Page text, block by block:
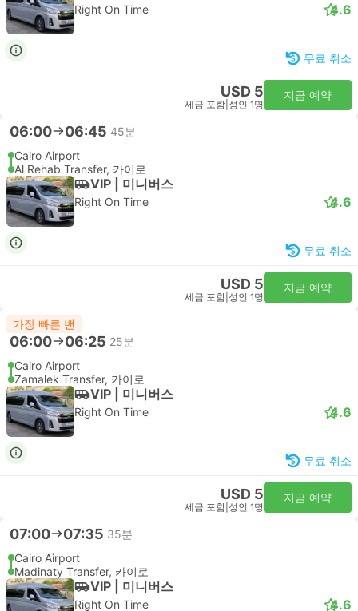
Right On Time 4.6
무료 취소
USD 5
세금 포함 성인 1명
지금 예약
06:00 06:45 45분
Cairo Airport
Al Rehab Transfer, 카이로
VIP | 미니버스
Right On Time 4.6
무료 취소
USD 5
세금 포함 성인 1명
지금 예약
가장 빠른 밴
06:00 06:25 25분
Cairo Airport
Zamalek Transfer, 카이로
VIP | 미니버스
Right On Time 4.6
무료 취소
USD 5
세금 포함 성인 1명
지금 예약
07:00 07:35 35분
Cairo Airport
Madinaty Transfer, 카이로
VIP | 미니버스
Right On Time 4.6